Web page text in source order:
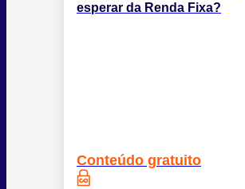
esperar da Renda Fixa?
Conteúdo gratuito